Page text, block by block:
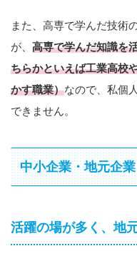
また、高専で学んだ技術
が、 高専で学んだ知識を
ちらかといえば工業高校
かす職業）なので、私個
できません。
中小企業・地元企業
活躍の場が多く、地